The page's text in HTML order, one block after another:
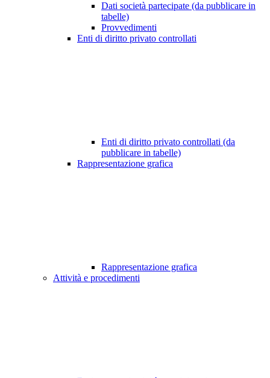
Dati società partecipate (da pubblicare in
tabelle)
Provvedimenti
Enti di diritto privato controllati
Enti di diritto privato controllati (da
pubblicare in tabelle)
Rappresentazione grafica
Rappresentazione grafica
Attività e procedimenti